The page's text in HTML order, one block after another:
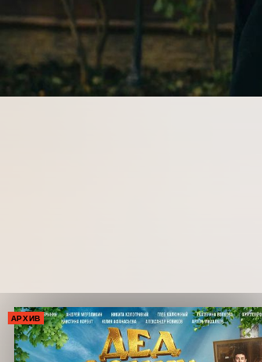
АРХИВ